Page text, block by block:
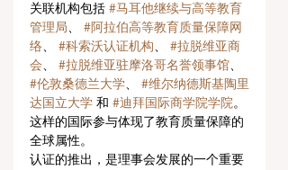
关联机构包括 #马耳他继续与高等教育
管理局
#阿拉伯高等教育质量保障网
络
#科索沃认证机构
#拉脱维亚商
会
#拉脱维亚驻摩洛哥名誉领事馆
#伦敦桑德兰大学
#维尔纳德斯基陶里
达国立大学 和 #迪拜国际商学院学院。
这样的国际参与体现了教育质量保障的
全球属性。
认证的推出，是理事会发展的一个重要